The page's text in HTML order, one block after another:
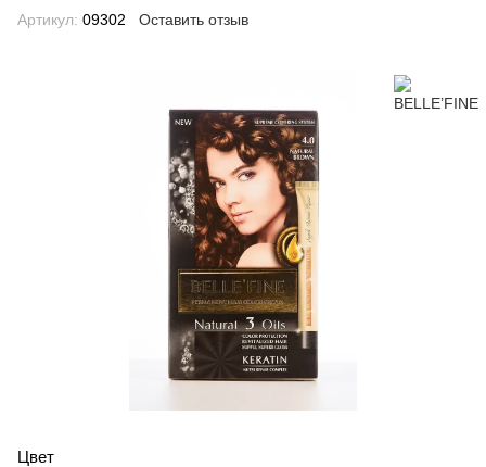
Артикул: 09302 Оставить отзыв
Цвет